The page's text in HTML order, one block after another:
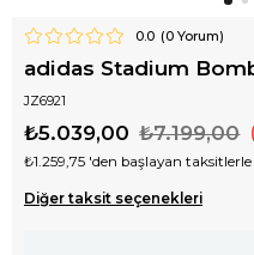
0.0 (0Yorum)
adidas Stadium
JZ6921
₺7.199,00
₺5.039,00
₺1.259,75 'den başlayan taksitlerle
Diğer taksit seçenekleri